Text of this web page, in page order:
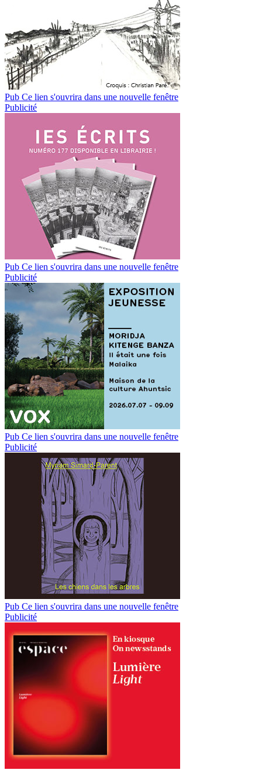
Pub Ce lien s'ouvrira dans une nouvelle fenêtre
Publicité
Pub Ce lien s'ouvrira dans une nouvelle fenêtre
Publicité
Pub Ce lien s'ouvrira dans une nouvelle fenêtre
Publicité
Pub Ce lien s'ouvrira dans une nouvelle fenêtre
Publicité